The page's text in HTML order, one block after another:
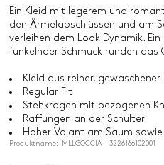
Ein Kleid mit legerem und
den Ärmelabschlüssen und am
verleihen dem Look Dynamik.
funkelnder Schmuck runden
Kleid aus reiner,
Regular Fit
Stehkragen mit bezogenen
Raffungen an der Schulter
Hoher Volant am Saum
Produktname: MLLGOCCIA - 3226166102001